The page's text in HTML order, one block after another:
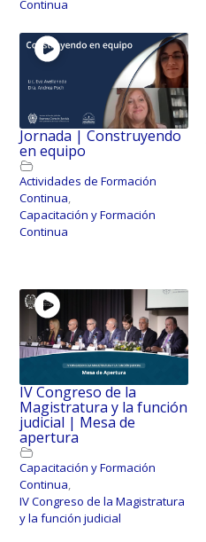
Continua
Jornada | Construyendo
en equipo
Actividades de Formación
Continua
Capacitación y Formación
Continua
IV Congreso de la
Magistratura y la función
judicial | Mesa de
apertura
Capacitación y Formación
Continua
IV Congreso de la Magistratura
y la función judicial